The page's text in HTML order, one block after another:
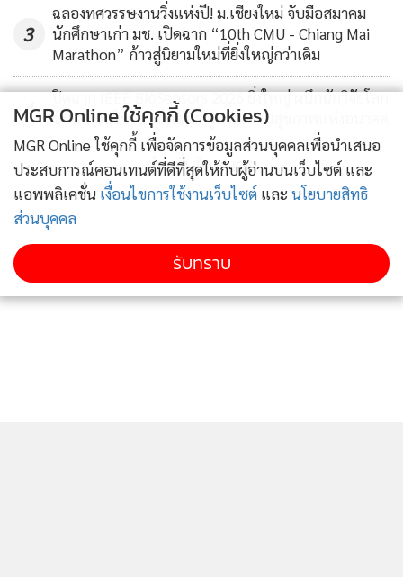
มาตรการสำหรับการรับประทานอาหาร ให้โรงเรียนพิจารณาจัด
ที่รับประทานอาหารทั้งในห้องเรียนและโรงอาหาร และเหลื่อม
เวลาตามบริบทและความพร้อมของโรงเรียน โดยในโรงอาหาร
ต้องมีฉากพลาสติกใสกั้น และเว้นระยะนักเรียน แม่ครัว พนักงาน
ต้องใส่หน้ากากอนามัยและถุงมือ
สำหรับการจัดการเรียนการสอนของเด็กพิเศษ(เรียนร่วม) ให้
จัดการเรียนการสอนแบบปกติ นักเรียนสามารถมาเรียนได้ทุกวัน
โดยมีการเว้นระยะห่าง และกำหนดสัดส่วนครู 1 คน ต่อนักเรียน
6 คน ต่อ 1 ห้องเรียน
3
ฉลองทศวรรษงานวิ่งแห่งปี! ม.เชียงใหม่ จับมือสมาคม
นักศึกษาเก่า มช. เปิดฉาก “10th CMU - Chiang Mai
Marathon” ก้าวสู่นิยามใหม่ที่ยิ่งใหญ่กว่าเดิม
4
ปิดฉาก IEEE BioSensors 2026 ยิ่งใหญ่ ผนึกนักวิจัยโลก
ขับเคลื่อนไบโอเซนเซอร์ สู่นวัตกรรมสุขภาพแห่งอนาคต
ข่าวอื่นในหมวด
MGR Online ใช้คุกกี้ (Cookies)
MGR Online ใช้คุกกี้ เพื่อจัดการข้อมูลส่วนบุคคลเพื่อนำเสนอ
ประสบการณ์คอนเทนต์ที่ดีที่สุดให้กับผู้อ่านบนเว็บไซต์ และ
แอพพลิเคชั่น เงื่อนไขการใช้งานเว็บไซต์ และ นโยบายสิทธิ
ส่วนบุคคล
รับทราบ